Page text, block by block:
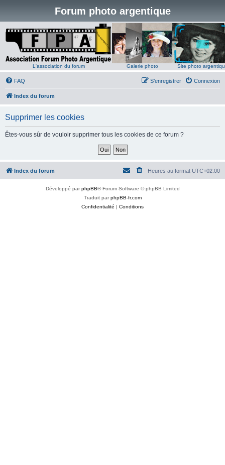
Forum photo argentique
L'association du forum Galerie photo Site photo
FAQ Connexion
S’enregistrer
Index du forum
Supprimer les cookies
Êtes-vous sûr de vouloir supprimer tous les cookies de ce forum ?
Index du forum Heures au format UTC+02:00
Développé parphpBB® Forum Software © phpBB Limited
Traduit parphpBB-fr.com
Confidentialité | Conditions